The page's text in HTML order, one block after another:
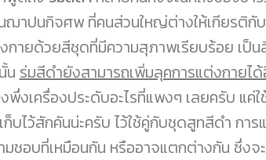
ฌาปนกิจศพ ที่คนส่วนใหญ่ต่างให้เกียรติกั
กายด้วยสีชุดที่มีความสุภาพเรียบร้อย เป็น
นร่มสีดำยังสามารถเพิ่มลุคการแต่งกาย
พึ่งเครื่องประดับอะไรที่แพงๆ เลยครับ แ
ก็บไว้สักคันน่ะครับ ไว้ใช้คู่กับชุดสูทสีดำ กา
มชอบที่เหมือนกัน หรืออาจแตกต่างกัน ซึ่งจ